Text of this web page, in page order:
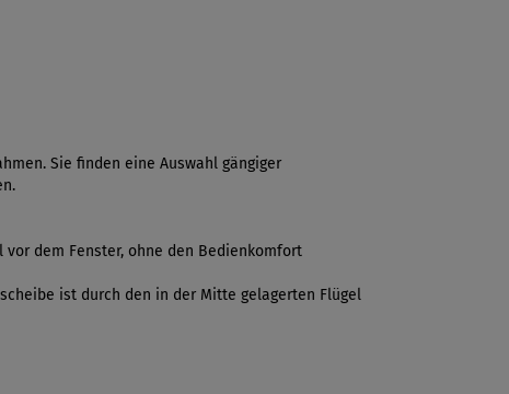
Sie finden eine Auswahl gängiger
dem Fenster, ohne den Bedienkomfort
ist durch den in der Mitte gelagerten Flügel